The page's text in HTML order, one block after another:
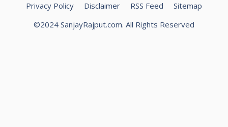
Privacy Policy Disclaimer RSS Feed
Sitemap
©2024 SanjayRajput.com. All Rights Reserved